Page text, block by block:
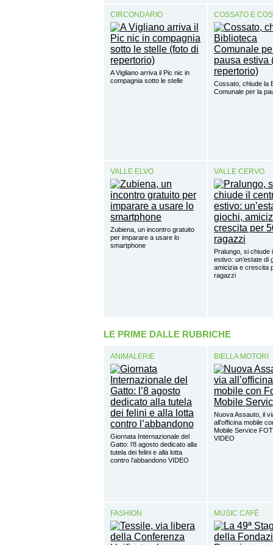
CIRCONDARIO
A Vigliano arriva il Pic nic in
compagnia sotto le stelle
COSSATO E
Cossato, chiude la
Comunale per la
VALLE ELVO
Zubiena, un incontro gratuito
per imparare a usare lo
smartphone
VALLE CERVO
Pralungo, si chiude
estivo: un’estate di
amicizia e crescita
ragazzi
LE PRIME DALLE RUBRICHE
ANIMALERIE
Giornata Internazionale del
Gatto: l’8 agosto dedicato alla
tutela dei felini e alla lotta
contro l’abbandono VIDEO
BIELLA MOTORI
Nuova Assauto, il
all’officina mobile
Mobile Service
VIDEO
FASHION MUSIC CAFÈ